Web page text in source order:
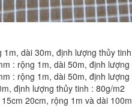
dài 30m, định lượng thủy
: rộng 1m, dài 50m, định
: rộng 1m, dài 50m, định
định lượng thủy tinh : 80g/m2
20cm, rộng 1m và dài